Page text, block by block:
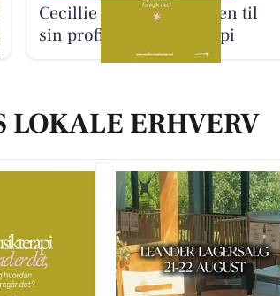
Cecillie byder velkommen til
sin profil om musikterapi
LOKALE ERHVERV